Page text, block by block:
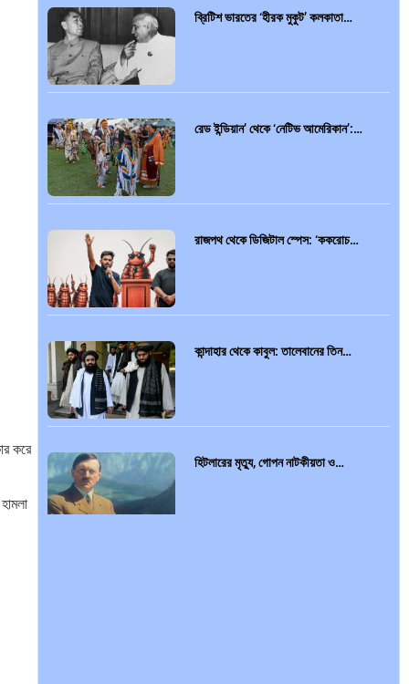
করে
ব্রিটিশ ভারতের ‘হীরক মুকুট’ কলকাতা…
রেড ইন্ডিয়ান’ থেকে ‘নেটিভ আমেরিকান’:…
রাজপথ থেকে ডিজিটাল স্পেস: ‘ককরোচ…
কান্দাহার থেকে কাবুল: তালেবানের তিন…
হিটলারের মৃত্যু, গোপন নাটকীয়তা ও…